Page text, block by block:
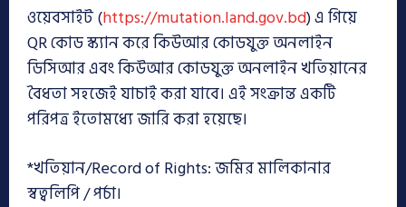
ওয়েবসাইট (https://mutation.land.gov.bd) এ গিয়ে
QR কোড স্ক্যান করে কিউআর কোডযুক্ত অনলাইন
ডিসিআর এবং কিউআর কোডযুক্ত অনলাইন খতিয়ানের
বৈধতা সহজেই যাচাই করা যাবে। এই সংক্রান্ত একটি
পরিপত্র ইতোমধ্যে জারি করা হয়েছে।
*খতিয়ান/Record of Rights: জমির মালিকানার
স্বত্বলিপি / পর্চা।